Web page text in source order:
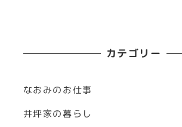
カテゴリー
なおみのお仕事
井坪家の暮らし